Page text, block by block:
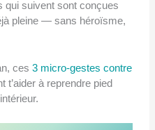
qui suivent sont conçues
pleine — sans héroïsme,
ces 3 micro-gestes contre
t’aider à reprendre pied